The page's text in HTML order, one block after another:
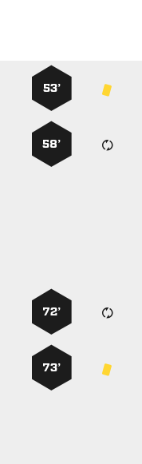
53’
58’
72’
73’